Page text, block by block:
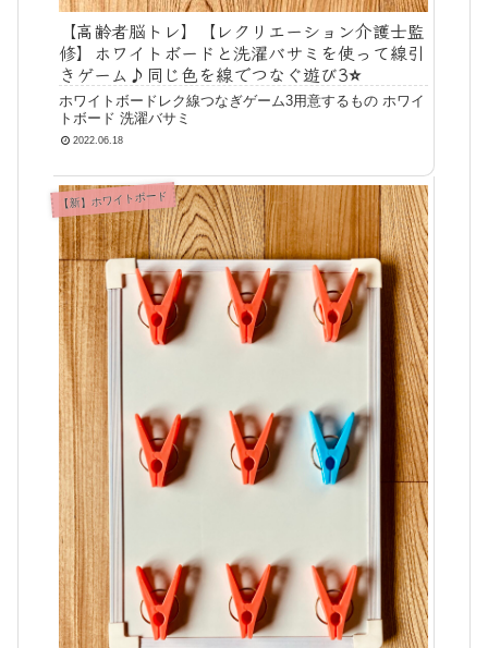
【高齢者脳トレ】【レクリエーション介護士監
修】ホワイトボードと洗濯バサミを使って線引
きゲーム♪同じ色を線でつなぐ遊び3⭐️
ホワイトボードレク線つなぎゲーム3用意するもの ホワイ
トボード 洗濯バサミ
2022.06.18
【新】ホワイトボード